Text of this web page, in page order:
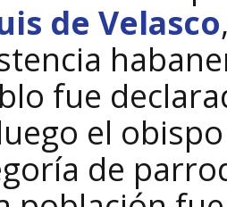
de Velasco
fue
el
de